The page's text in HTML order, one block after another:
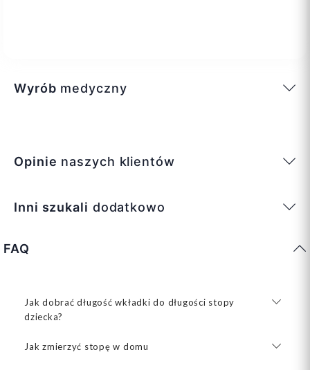
Wyrób medyczny
Opinie naszych klientów
Inni szukali dodatkowo
FAQ
Jak dobrać długość wkładki do długości stopy
dziecka?
Jak zmierzyć stopę w domu